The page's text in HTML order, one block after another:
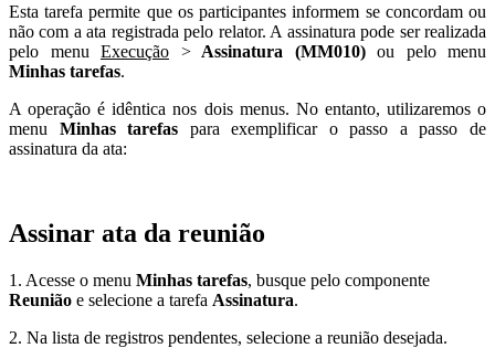
Esta tarefa permite que os participantes informem se concordam ou
não com a ata registrada pelo relator. A assinatura pode ser realizada
pelo menu Execução >Assinatura (MM010)ou pelo menu
Minhas tarefas.
A operação é idêntica nos dois menus. No entanto, utilizaremos o
menu Minhas tarefas para exemplificar o passo a passo de
assinatura da ata:
Assinar ata da reunião
1. Acesse o menu Minhas tarefas, busque pelo componente
Reunião e selecione a tarefa Assinatura.
2. Na lista de registros pendentes, selecione a reunião desejada.